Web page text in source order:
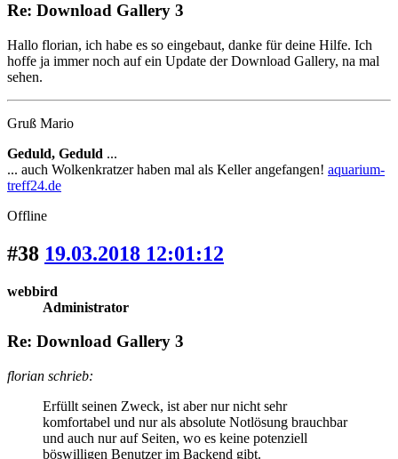
Re: Download Gallery 3
Hallo florian, ich habe es so eingebaut, danke für deine Hilfe. Ich
hoffe ja immer noch auf ein Update der Download Gallery, na mal
sehen.
Gruß Mario
Geduld, Geduld ...
... auch Wolkenkratzer haben mal als Keller angefangen! aquarium-
treff24.de
Offline
#38 19.03.2018 12:01:12
webbird
Administrator
Re: Download Gallery 3
florian schrieb:
Erfüllt seinen Zweck, ist aber nur nicht sehr
komfortabel und nur als absolute Notlösung brauchbar
und auch nur auf Seiten, wo es keine potenziell
böswilligen Benutzer im Backend gibt.